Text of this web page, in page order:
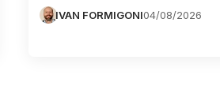
IVAN FORMIGONI04/08/2026